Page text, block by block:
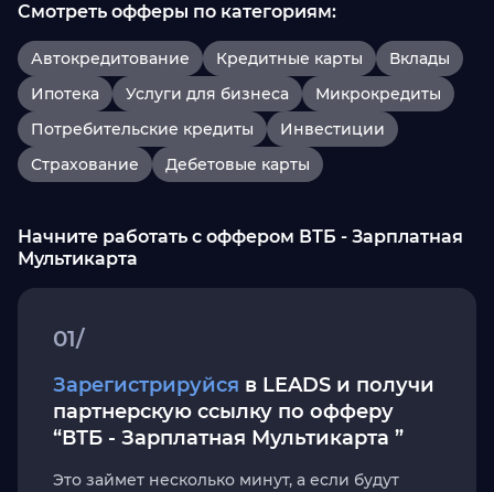
Смотреть офферы по категориям:
Автокредитование Кредитные карты
Вклады
Ипотека
Услуги для бизнеса
Микрокредиты
Потребительские кредиты
Инвестиции
Страхование
Дебетовые карты
Начните работать с оффером ВТБ - Зарплатная
Мультикарта
01/
Зарегистрируйся в LEADS и получи
партнерскую ссылку по офферу
“ВТБ - Зарплатная Мультикарта ”
Это займет несколько минут, а если будут